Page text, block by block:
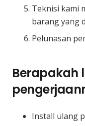
Teknisi kami
barang yang
Pelunasan
Berapakah
Install ulang